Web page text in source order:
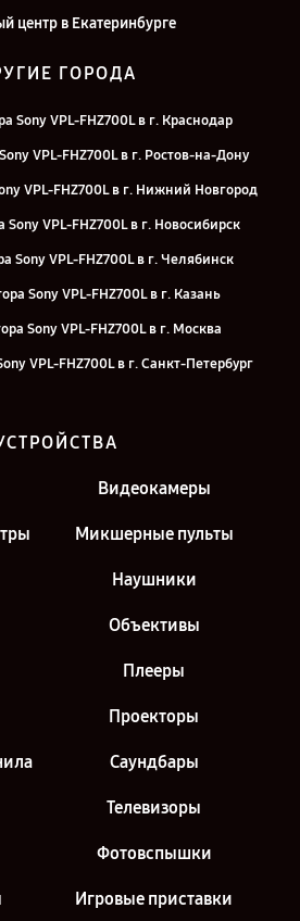
центр в Екатеринбурге
ГОРОДА
Sony VPL-FHZ700L в г. Краснодар
VPL-FHZ700L в г. Ростов-на-Дону
VPL-FHZ700L в г. Нижний Новгород
Sony VPL-FHZ700L в г. Новосибирск
Sony VPL-FHZ700L в г. Челябинск
Sony VPL-FHZ700L в г. Казань
Sony VPL-FHZ700L в г. Москва
VPL-FHZ700L в г. Санкт-Петербург
Видеокамеры
Микшерные пульты
Наушники
Объективы
Плееры
Проекторы
Саундбары
Телевизоры
Фотовспышки
Игровые приставки